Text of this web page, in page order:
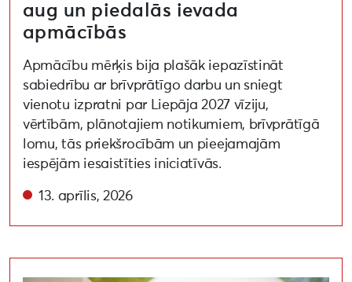
aug un piedalās ievada
apmācībās
Apmācību mērķis bija plašāk iepazīstināt
sabiedrību ar brīvprātīgo darbu un sniegt
vienotu izpratni par Liepāja 2027 vīziju,
vērtībām, plānotajiem notikumiem, brīvprātīgā
lomu, tās priekšrocībām un pieejamajām
iespējām iesaistīties iniciatīvās.
13. aprīlis, 2026